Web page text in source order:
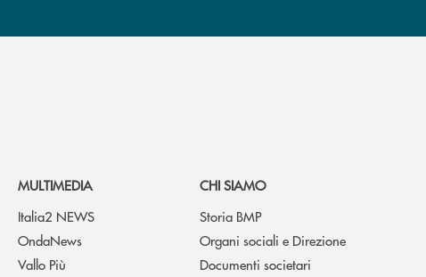
MULTIMEDIA
Italia2 NEWS
OndaNews
Vallo Più
CHI SIAMO
Storia BMP
Organi sociali e Direzione
Documenti societari